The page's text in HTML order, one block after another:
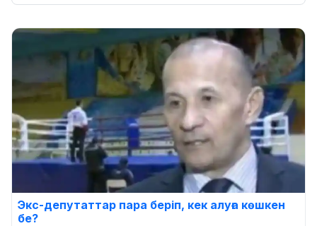
Экс-депутаттар пара беріп, кек алуға көшкен
бе?